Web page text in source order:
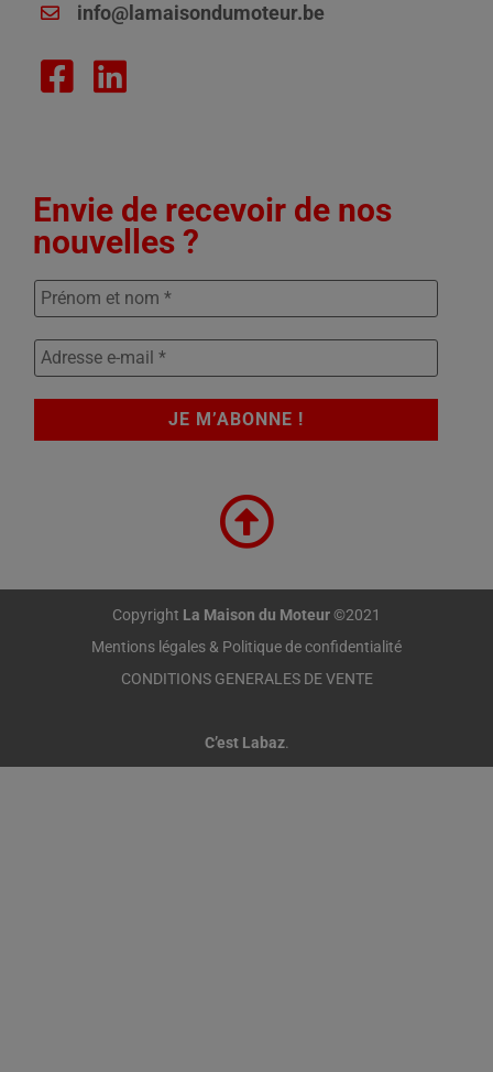
info@lamaisondumoteur.be
Envie de recevoir de nos
nouvelles ?
Copyright La Maison du Moteur©2021
Mentions légales & Politique de confidentialité
CONDITIONS GENERALES DE VENTE
C’est Labaz.